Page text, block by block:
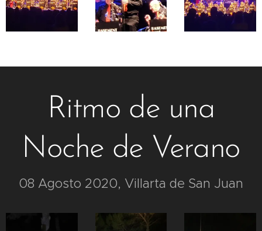
Ritmo de una
Noche de Verano
08 Agosto 2020, Villarta de San Juan